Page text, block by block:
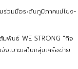
ร่วมมือระดับภูมิภาคแม่โขง-
มพ้นธ์ WE STRONG "กิจ
เบาะแสในกลุ่มเครือข่าย